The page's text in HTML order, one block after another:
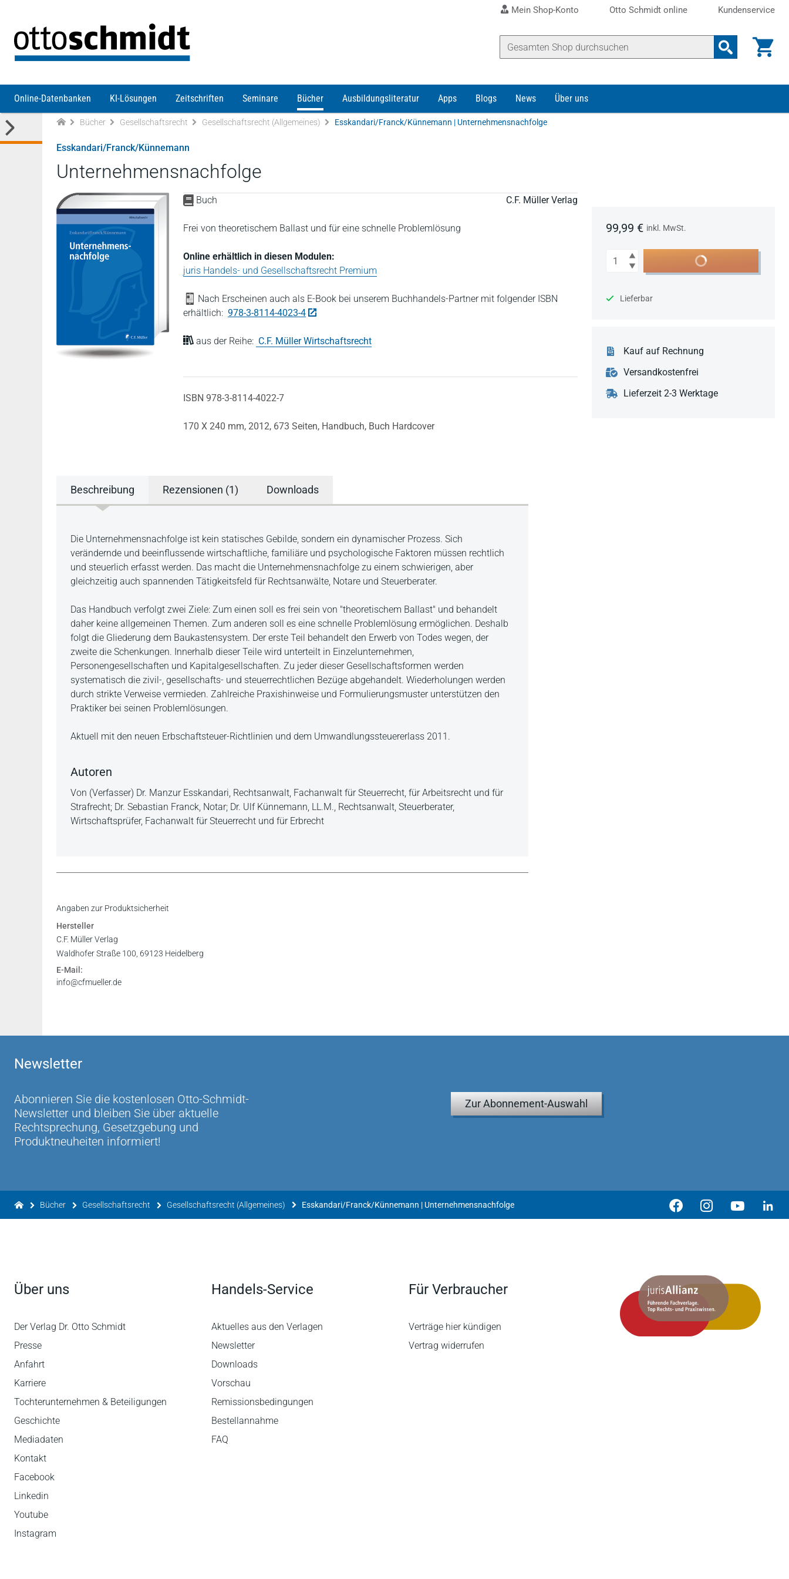
Mein Shop-Konto Otto Schmidt online Kundenservice
Online-Datenbanken KI-Lösungen Zeitschriften Seminare Bücher Ausbildungsliteratur Apps Blogs News Über uns
Bücher Gesellschaftsrecht Gesellschaftsrecht (Allgemeines) Esskandari/Franck/Künnemann | Unternehmensnachfolge
Esskandari/Franck/Künnemann
Unternehmensnachfolge
Buch C.F. Müller Verlag
Frei von theoretischem Ballast und für eine schnelle Problemlösung
Online erhältlich in diesen Modulen:
juris Handels- und Gesellschaftsrecht Premium
Nach Erscheinen auch als E-Book bei unserem Buchhandels-Partner mit folgender ISBN
erhältlich: 978-3-8114-4023-4
aus der Reihe: C.F. Müller Wirtschaftsrecht
ISBN 978-3-8114-4022-7
170 X 240 mm, 2012, 673 Seiten, Handbuch, Buch Hardcover
99,99 € inkl. MwSt.
Anzahl In den Warenkorb
Lieferbar
Kauf auf Rechnung
Versandkostenfrei
Lieferzeit 2-3 Werktage
Beschreibung Rezensionen (1) Downloads
Beschreibung
Die Unternehmensnachfolge ist kein statisches Gebilde, sondern ein dynamischer Prozess. Sich
verändernde und beeinflussende wirtschaftliche, familiäre und psychologische Faktoren müssen rechtlich
und steuerlich erfasst werden. Das macht die Unternehmensnachfolge zu einem schwierigen, aber
gleichzeitig auch spannenden Tätigkeitsfeld für Rechtsanwälte, Notare und Steuerberater.
Das Handbuch verfolgt zwei Ziele: Zum einen soll es frei sein von "theoretischem Ballast" und behandelt
daher keine allgemeinen Themen. Zum anderen soll es eine schnelle Problemlösung ermöglichen. Deshalb
folgt die Gliederung dem Baukastensystem. Der erste Teil behandelt den Erwerb von Todes wegen, der
zweite die Schenkungen. Innerhalb dieser Teile wird unterteilt in Einzelunternehmen,
Personengesellschaften und Kapitalgesellschaften. Zu jeder dieser Gesellschaftsformen werden
systematisch die zivil-, gesellschafts- und steuerrechtlichen Bezüge abgehandelt. Wiederholungen werden
durch strikte Verweise vermieden. Zahlreiche Praxishinweise und Formulierungsmuster unterstützen den
Praktiker bei seinen Problemlösungen.
Aktuell mit den neuen Erbschaftsteuer-Richtlinien und dem Umwandlungssteuererlass 2011.
Autoren
Von (Verfasser) Dr. Manzur Esskandari, Rechtsanwalt, Fachanwalt für Steuerrecht, für Arbeitsrecht und für
Strafrecht; Dr. Sebastian Franck, Notar; Dr. Ulf Künnemann, LL.M., Rechtsanwalt, Steuerberater,
Wirtschaftsprüfer, Fachanwalt für Steuerrecht und für Erbrecht
Glückwunsch dem interdisziplinären Autorenteam aus Rechtsanwalt, Notar und
Wirtschaftsprüfer/Steuerberater, es garantiert von ihrem berufsübergreifenden Ansatz her, dass jeder Leser,
der zu diesem Buch greift, seinen Nutzen daraus ziehen wird.
RA Dirk Vianden, Bonn, in: ErbR 7/2012
Nicht zuletzt wegen der hohen praktischen Qualität des Kompendiums kann das Werk ... jedem Benutzer,
Leser erlaubt, sich in relativ kurzer Zeit einen Überblick über Gestaltungsalternativen zu verschaffen und
Gerade aufgrund der ausführlichen Darstellung der steuerlichen Implikationen der verschiedenen
Gestaltungsvarianten lohnt sich der Erwerb der vorliegenden "von Praktikern für Praktiker" verfassten
Neuerscheinung zur Unternehmensnachfolge.
Insgesamt ist das Werk aufgrund der gelungenen Mischung aus inhaltlicher Tiefe, konkreten
Gestaltungshinweisen und der Verknüpfung von Erbrecht, Gesellschaftsrecht, Erbschaftsteuern und
Ertragsteuern von hohem Nutzwert für den Praktiker.
Inhaltsverzeichnis
Leseprobe
Leseprobe
Leseprobe
Angaben zur Produktsicherheit
Hersteller
C.F. Müller Verlag
Waldhofer Straße 100, 69123 Heidelberg
E-Mail:
info@cfmueller.de
Newsletter
Abonnieren Sie die kostenlosen Otto-Schmidt-
Newsletter und bleiben Sie über aktuelle
Rechtsprechung, Gesetzgebung und
Produktneuheiten informiert!
Zur Abonnement-Auswahl
Bücher Gesellschaftsrecht Gesellschaftsrecht (Allgemeines) Esskandari/Franck/Künnemann | Unternehmensnachfolge
Über uns
Der Verlag Dr. Otto Schmidt
Presse
Anfahrt
Karriere
Tochterunternehmen & Beteiligungen
Geschichte
Mediadaten
Kontakt
Facebook
Linkedin
Youtube
Instagram
Handels-Service
Aktuelles aus den Verlagen
Newsletter
Downloads
Vorschau
Remissionsbedingungen
Bestellannahme
FAQ
Für Verbraucher
Verträge hier kündigen
Vertrag widerrufen